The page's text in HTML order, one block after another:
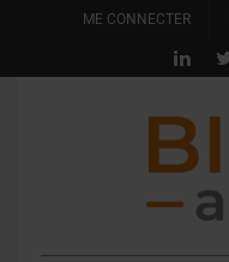
ME CONNECTER